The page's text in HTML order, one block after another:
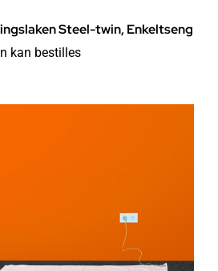
Steel-twin, Enkeltseng
kan bestilles